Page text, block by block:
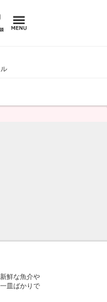
鮮な魚介や
皿ばかりで